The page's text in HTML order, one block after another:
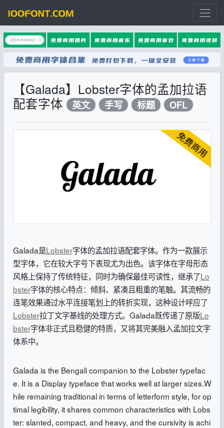
【Galada】Lobster字体的孟加拉语
配套字体
英文 手写 标题 OFL
Galada是Lobster字体的孟加拉语配套字体。作为一款展示
型字体，它在较大字号下表现尤为出色。该字体在字母形态
风格上保持了传统特征，同时为确保最佳可读性，继承了Lo
bster字体的核心特点：倾斜、紧凑且粗重的笔触。其流畅的
连笔效果通过水平连接笔划上的转折实现，这种设计呼应了
Lobster拉丁文字基线的处理方式。Galada既传递了原版Lo
bster字体非正式且稳健的特质，又将其完美融入孟加拉文字
体系中。
Galada is the Bengali companion to the Lobster typefac
e. It is a Display typeface that works well at larger sizes.W
hile remaining traditional in terms of letterform style, for op
timal legibility, it shares common characteristics with Lobs
ter: slanted, compact, and heavy, and the cursivity is achi